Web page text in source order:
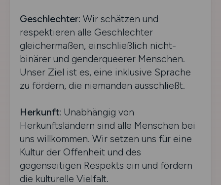
Geschlechter: Wir schätzen und
respektieren alle Geschlechter
gleichermaßen, einschließlich nicht-
binärer und genderqueerer Menschen.
Unser Ziel ist es, eine inklusive Sprache
zu fördern, die niemanden ausschließt.
Herkunft: Unabhängig von
Herkunftsländern sind alle Menschen bei
uns willkommen. Wir setzen uns für eine
Kultur der Offenheit und des
gegenseitigen Respekts ein und fördern
die kulturelle Vielfalt.